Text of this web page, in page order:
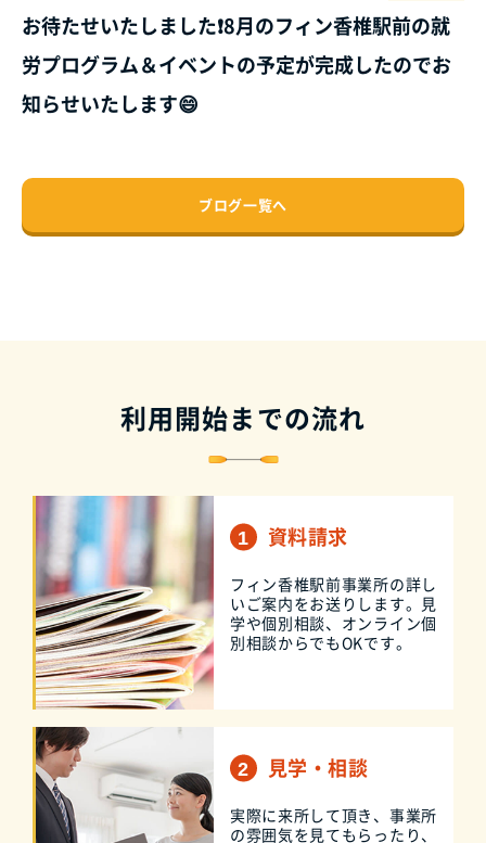
お待たせいたしました❗8月のフィン香椎駅前の就
労プログラム＆イベントの予定が完成したのでお
知らせいたします😄
ブログ一覧へ
利用開始までの流れ
資料請求
フィン香椎駅前事業所の詳し
いご案内をお送りします。見
学や個別相談、オンライン個
別相談からでもOKです。
見学・相談
実際に来所して頂き、事業所
の雰囲気を見てもらったり、